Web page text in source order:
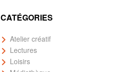
CATÉGORIES
Atelier créatif
Lectures
Loisirs